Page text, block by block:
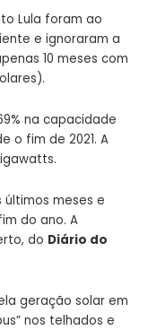
Lula foram ao
e ignoraram a
10 meses com
na capacidade
o fim de 2021. A
meses e
do ano. A
, do Diário do
geração solar em
nos telhados e